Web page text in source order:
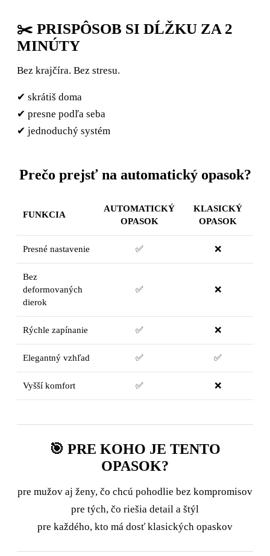
✂️ PRISPÔSOB SI DĹŽKU ZA 2
MINÚTY
Bez krajčíra. Bez stresu.
✔ skrátiš doma
✔ presne podľa seba
✔ jednoduchý systém
Prečo prejsť na automatický opasok?
FUNKCIA
AUTOMATICKÝ
OPASOK
KLASICKÝ
OPASOK
Presné nastavenie ✅ ❌
Bez
deformovaných
dierok
✅ ❌
Rýchle zapínanie ✅ ❌
Elegantný vzhľad ✅ ✅
Vyšší komfort ✅ ❌
🎯 PRE KOHO JE TENTO
OPASOK?
pre mužov aj ženy, čo chcú pohodlie bez kompromisov
pre tých, čo riešia detail a štýl
pre každého, kto má dosť klasických opaskov